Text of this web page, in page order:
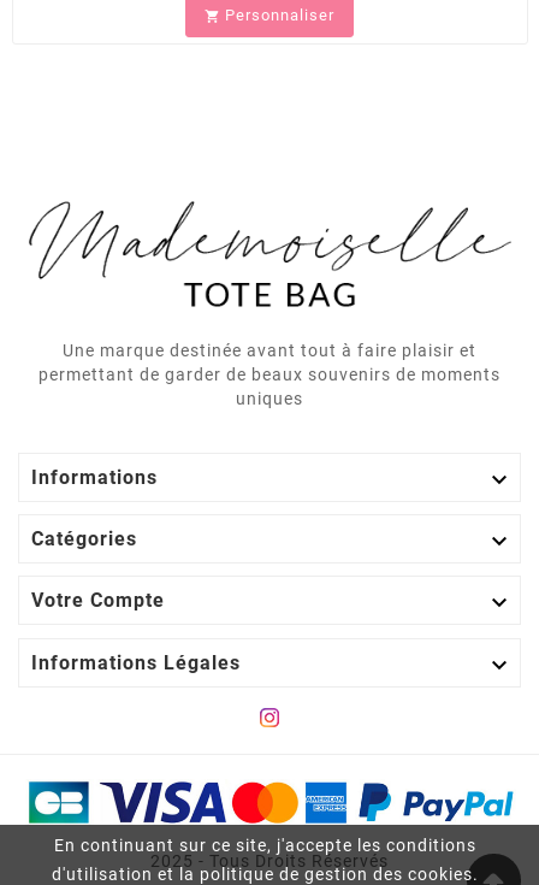
En continuant sur ce site, j'accepte les conditions
d'utilisation et la politique de gestion des cookies.
 Personnaliser
Une marque destinée avant tout à faire plaisir et
permettant de garder de beaux souvenirs de moments
uniques
Informations 
Catégories 
Votre Compte 
Informations Légales 
2025 - Tous Droits Réservés